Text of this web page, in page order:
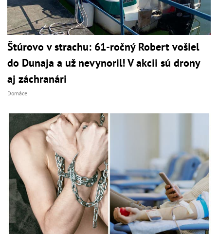
Štúrovo v strachu: 61-ročný Robert vošiel
do Dunaja a už nevynoril! V akcii sú drony
aj záchranári
Domáce